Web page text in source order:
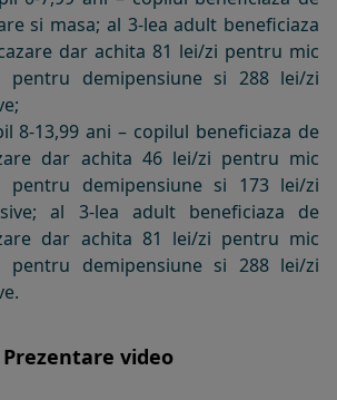
si masa; al 3-lea adult beneficiaza
dar achita 81 lei/zi pentru mic
pentru demipensiune si 288 lei/zi
8-13,99 ani – copilul beneficiaza de
dar achita 46 lei/zi pentru mic
pentru demipensiune si 173 lei/zi
al 3-lea adult beneficiaza de
dar achita 81 lei/zi pentru mic
pentru demipensiune si 288 lei/zi
Prezentare video